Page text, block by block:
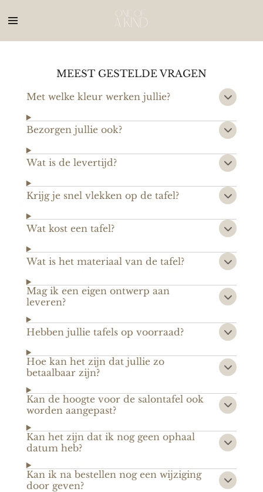
direct
MEEST GESTELDE VRAGEN
Met welke kleur werken jullie?
Bezorgen jullie ook?
Wat is de levertijd?
Krijg je snel vlekken op de tafel?
Wat kost een tafel?
Wat is het materiaal van de tafel?
Mag ik een eigen ontwerp aan
leveren?
Hebben jullie tafels op voorraad?
Hoe kan het zijn dat jullie zo
betaalbaar zijn?
Kan de hoogte voor de salontafel ook
worden aangepast?
Kan het zijn dat ik nog geen ophaal
datum heb?
Kan ik na bestellen nog een wijziging
door geven?